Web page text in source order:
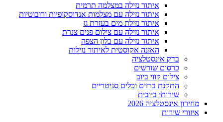
איתור נזילה במצלמה תרמית
איתור נזילה עם מצלמות אנדוסקופיות ורובוטיות
איתור נזילת מים בעזרת גז
איתור נזילה עם צילום פנים צנרת
איתור נזילה עם בלון הצפה
האזנה אקוסטית לאיתור נזילות
בדק אינסטלציה
כרסום שורשים
צילום קווי ביוב
התקנת ברזים וכלים סניטריים
שירותי ביובית
מחירון אינסטלציה 2026
איזורי שירות